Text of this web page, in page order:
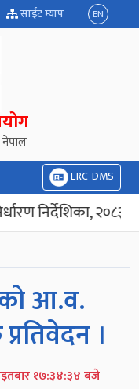
साईट म्याप EN
नेपाल
ERC-DMS
निर्देशिका, २०८३”
आ.व.
।
१७:३४:३४ बजे